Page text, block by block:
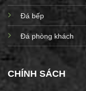
Đá bếp
Đá phòng khách
CHÍNH SÁCH